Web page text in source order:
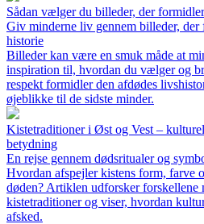
Sådan vælger du billeder, der
Giv minderne liv gennem billeder,
historie
Billeder kan være en smuk måde at
inspiration til, hvordan du vælger og
respekt formidler den afdødes
øjeblikke til de sidste minder.
Kistetraditioner i Øst og Vest –
betydning
En rejse gennem dødsritualer og
Hvordan afspejler kistens form, farve
døden? Artiklen udforsker forskellene
kistetraditioner og viser, hvordan
afsked.